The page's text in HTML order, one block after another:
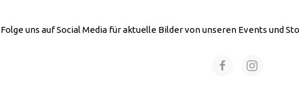
Folge uns auf Social Media für aktuelle Bilder von unseren Events und